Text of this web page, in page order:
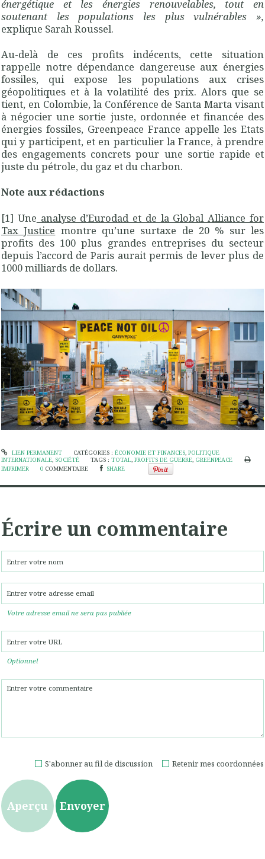
énergétique et les énergies renouvelables, tout en
soutenant les populations les plus vulnérables »,
explique Sarah Roussel.
Au-delà de ces profits indécents, cette situation
rappelle notre dépendance dangereuse aux énergies
fossiles, qui expose les populations aux crises
géopolitiques et à la volatilité des prix. Alors que se
tient, en Colombie, la Conférence de Santa Marta visant
à négocier une sortie juste, ordonnée et financée des
énergies fossiles, Greenpeace France appelle les Etats
qui y participent, et en particulier la France, à prendre
des engagements concrets pour une sortie rapide et
juste du pétrole, du gaz et du charbon.
Note aux rédactions
[1] Une analyse d’Eurodad et de la Global Alliance for
Tax Justice montre qu’une surtaxe de 20 % sur les
profits des 100 plus grandes entreprises du secteur
depuis l’accord de Paris aurait permis de lever plus de
1000 milliards de dollars.
LIEN PERMANENT CATÉGORIES : ÉCONOMIE ET FINANCES, POLITIQUE
INTERNATIONALE, SOCIÉTÉ TAGS :TOTAL,PROFITS DE GUERRE, GREENPEACE
IMPRIMER
0 COMMENTAIRE SHARE
Écrire un commentaire
Votre adresse email ne sera pas publiée
Optionnel
Retenir mes coordonnées
S'abonner au fil de discussion